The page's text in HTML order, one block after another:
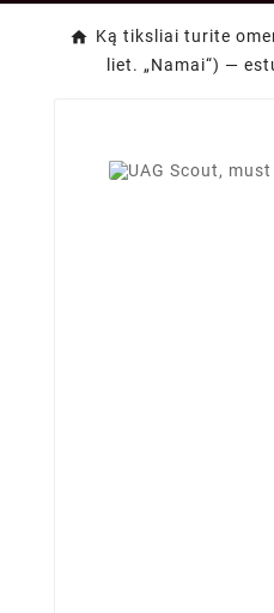
Ką tiksliai turite
liet. „Namai“) —